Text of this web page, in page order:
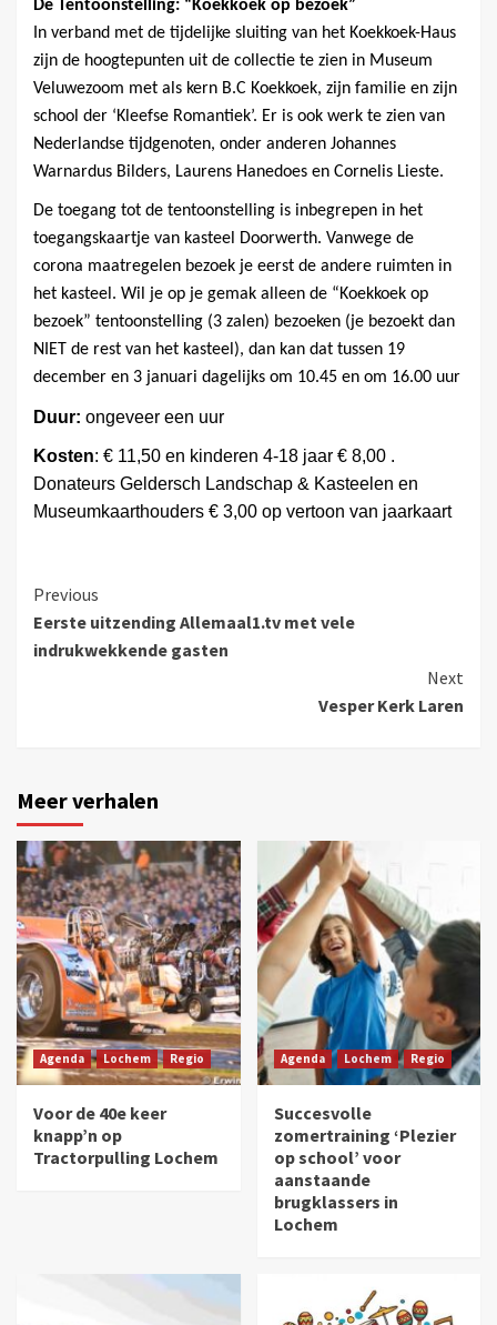
De Tentoonstelling: “Koekkoek op bezoek”
In verband met de tijdelijke sluiting van het Koekkoek-Haus
zijn de hoogtepunten uit de collectie te zien in Museum
Veluwezoom met als kern B.C Koekkoek, zijn familie en zijn
school der ‘Kleefse Romantiek’. Er is ook werk te zien van
Nederlandse tijdgenoten, onder anderen Johannes
Warnardus Bilders, Laurens Hanedoes en Cornelis Lieste.
De toegang tot de tentoonstelling is inbegrepen in het
toegangskaartje van kasteel Doorwerth. Vanwege de
corona maatregelen bezoek je eerst de andere ruimten in
het kasteel. Wil je op je gemak alleen de “Koekkoek op
bezoek” tentoonstelling (3 zalen) bezoeken (je bezoekt dan
NIET de rest van het kasteel), dan kan dat tussen 19
december en 3 januari dagelijks om 10.45 en om 16.00 uur
Duur: ongeveer een uur
Kosten: € 11,50 en kinderen 4-18 jaar € 8,00 .
Donateurs Geldersch Landschap & Kasteelen en
Museumkaarthouders € 3,00 op vertoon van jaarkaart
Previous
Eerste uitzending Allemaal1.tv met vele
indrukwekkende gasten
Next
Vesper Kerk Laren
Meer verhalen
Agenda Lochem Regio
Voor de 40e keer
knapp’n op
Tractorpulling Lochem
Agenda Lochem Regio
Succesvolle
zomertraining ‘Plezier
op school’ voor
aanstaande
brugklassers in
Lochem